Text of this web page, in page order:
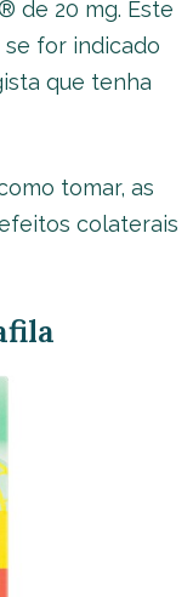
de 20 mg. Este
for indicado
que tenha
tomar, as
colaterais